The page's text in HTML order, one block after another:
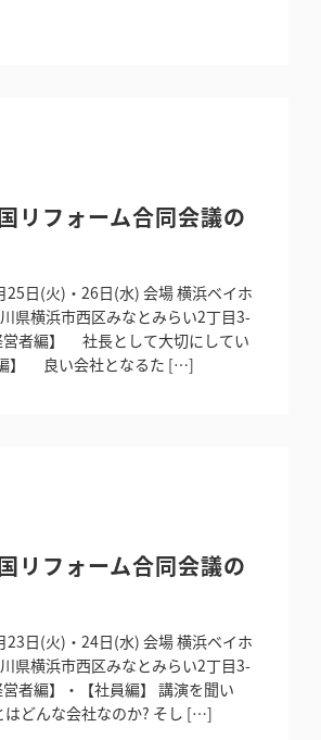
リフォーム合同会議の
25日(火)・26日(水) 会場 横浜ベイホ
県横浜市西区みなとみらい2丁目3-
者編】 社長として大切にしてい
】 良い会社となるた […]
リフォーム合同会議の
23日(火)・24日(水) 会場 横浜ベイホ
県横浜市西区みなとみらい2丁目3-
者編】・【社員編】 講演を聞い
はどんな会社なのか? そし […]